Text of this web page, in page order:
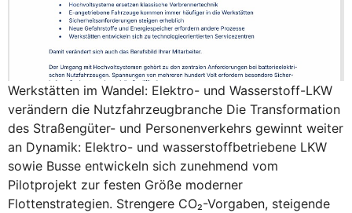
Werkstätten im Wandel: Elektro- und Wasserstoff-LKW
verändern die Nutzfahrzeugbranche Die Transformation
des Straßengüter- und Personenverkehrs gewinnt weiter
an Dynamik: Elektro- und wasserstoffbetriebene LKW
sowie Busse entwickeln sich zunehmend vom
Pilotprojekt zur festen Größe moderner
Flottenstrategien. Strengere CO₂-Vorgaben, steigende